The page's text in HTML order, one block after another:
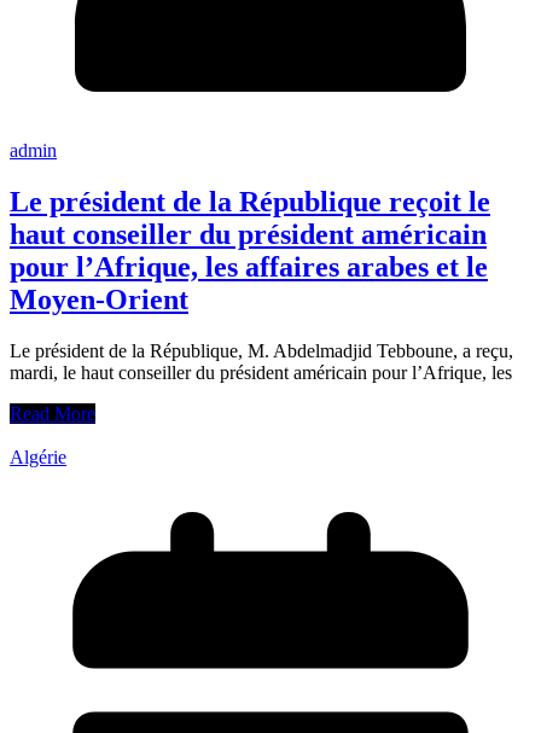
admin
Le président de la République reçoit le
haut conseiller du président américain
pour l’Afrique, les affaires arabes et le
Moyen-Orient
Le président de la République, M. Abdelmadjid Tebboune, a reçu,
mardi, le haut conseiller du président américain pour l’Afrique, les
Read More
Algérie